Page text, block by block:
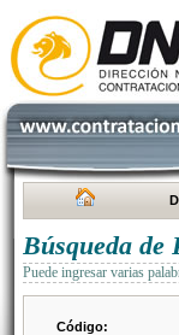
Búsqueda de
Puede ingresar varias
Código: